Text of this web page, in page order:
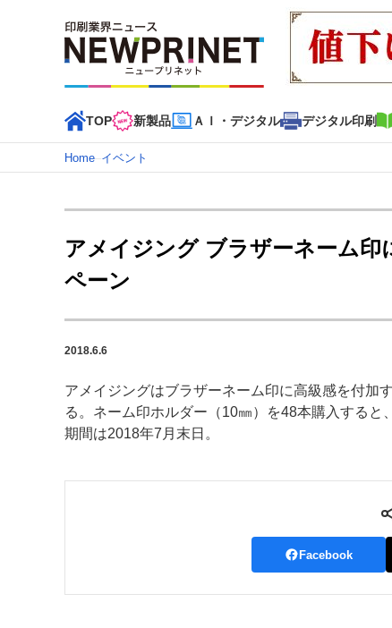
TOP 新製品 ＡＩ・デジタル デジタル印刷
インデックス
TOP 新着記事 特集記事 動画コンテン
カテゴリー一覧
新商品 新製品
特集記事カテゴリー一覧
特集・デジタル印刷 ～ 新成長軌道を描く
案内
購読・購入申し込み サイトポリ
Home–イベント
アメイジング ブラザーネーム
ペーン
2018.6.6
アメイジングはブラザーネーム印に高級感を付加
る。ネーム印ホルダー（10㎜）を48本購入する
期間は2018年7月末日。
Facebook